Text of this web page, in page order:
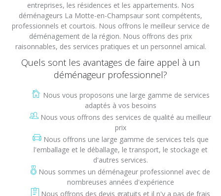
entreprises, les résidences et les appartements. Nos
déménageurs La Motte-en-Champsaur sont compétents,
professionnels et courtois. Nous offrons le meilleur service de
déménagement de la région. Nous offrons des prix
raisonnables, des services pratiques et un personnel amical.
Quels sont les avantages de faire appel à un
déménageur professionnel?
Nous vous proposons une large gamme de services
adaptés à vos besoins
Nous vous offrons des services de qualité au meilleur
prix
Nous offrons une large gamme de services tels que
l'emballage et le déballage, le transport, le stockage et
d'autres services.
Nous sommes un déménageur professionnel avec de
nombreuses années d'expérience
Nous offrons des devis gratuits et il n'y a pas de frais